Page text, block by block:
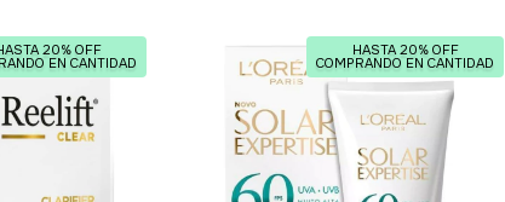
20% OFF
EN CANTIDAD
HASTA 20% OFF
COMPRANDO EN CANTIDAD